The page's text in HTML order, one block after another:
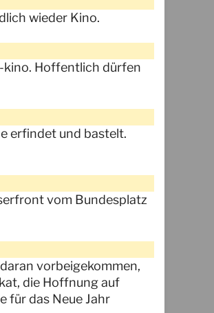
wieder Kino.
kino. Hoffentlich dürfen
erfindet und bastelt.
vom Bundesplatz
vorbeigekommen,
die Hoffnung auf
für das Neue Jahr